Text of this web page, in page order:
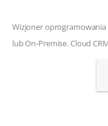
Wizjoner oprogramowania
lub On-Premise. Cloud